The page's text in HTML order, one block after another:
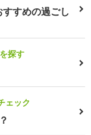
すめの過ごし
探す
ェック